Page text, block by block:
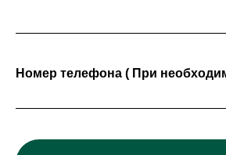
Номер телефона ( При